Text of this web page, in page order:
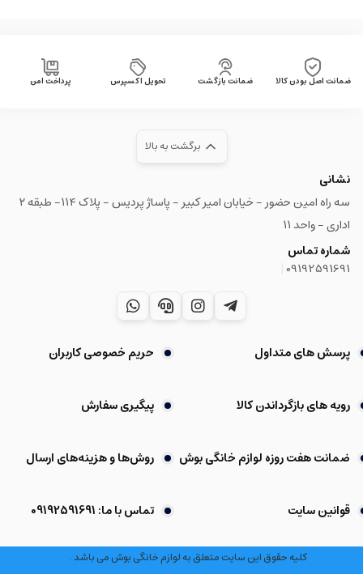
ضمانت اصل بودن کالا ضمانت بازگشت تحویل اکسپرس پرداخت امن
برگشت به بالا
نشانی
سه راه امین حضور - خیابان امیر کبیر - پاساژ پردیس - پلاک ۱۱۴- طبقه ۲
اداری - واحد ۱۱
شماره تماس
09192591691
پرسش های متداول حریم خصوصی کاربران
رویه های بازگرداندن کالا پیگیری سفارش
ضمانت هفت روزه لوازم خانگی بوش روش‌ها و هزینه‌های ارسال
قوانین سایت تماس با ما: 09192591691
کلیه حقوق این سایت متعلق به لوازم خانگی بوش می باشد .